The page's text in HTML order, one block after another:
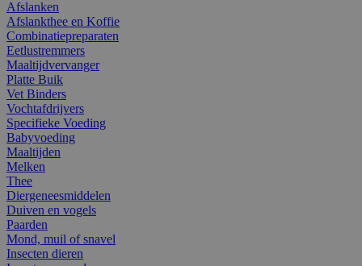
Afslanken
Afslankthee en Koffie
Combinatiepreparaten
Eetlustremmers
Maaltijdvervanger
Platte Buik
Vet Binders
Vochtafdrijvers
Specifieke Voeding
Babyvoeding
Maaltijden
Melken
Thee
Diergeneesmiddelen
Duiven en vogels
Paarden
Mond, muil of snavel
Insecten dieren